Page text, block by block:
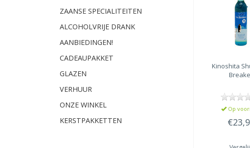
ZAANSE SPECIALITEITEN
ALCOHOLVRIJE DRANK
AANBIEDINGEN!
CADEAUPAKKET
GLAZEN
VERHUUR
ONZE WINKEL
KERSTPAKKETTEN
Kinoshita
Op